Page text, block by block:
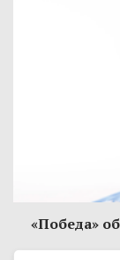
«Победа»